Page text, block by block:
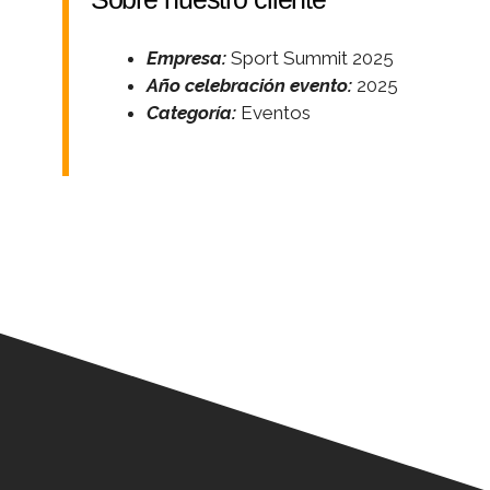
Empresa:Sport Summit 2025
Año celebración evento:2025
Categoría:Eventos